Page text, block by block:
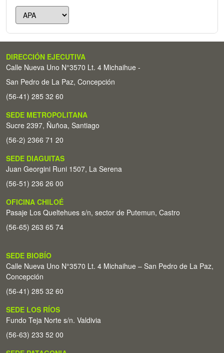
DIRECCIÓN EJECUTIVA
Calle Nueva Uno N°3570 Lt. 4 Michaihue -
San Pedro de La Paz, Concepción
(56-41) 285 32 60
SEDE METROPOLITANA
Sucre 2397, Ñuñoa, Santiago
(56-2) 2366 71 20
SEDE DIAGUITAS
Juan Georgini Runi 1507, La Serena
(56-51) 236 26 00
OFICINA CHILOÉ
Pasaje Los Queltehues s/n, sector de Putemun, Castro
(56-65) 263 65 74
SEDE BIOBÍO
Calle Nueva Uno N°3570 Lt. 4 Michaihue – San Pedro de La Paz,
Concepción
(56-41) 285 32 60
SEDE LOS RÍOS
Fundo Teja Norte s/n. Valdivia
(56-63) 233 52 00